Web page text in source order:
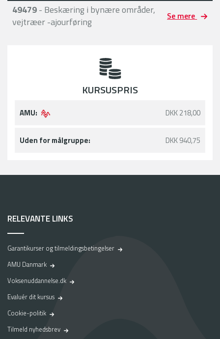
49479- Beskæring i bynære områder,
vejtræer -ajourføring
Se mere
KURSUSPRIS
AMU: DKK 218,00
Uden for målgruppe: DKK 940,75
RELEVANTE LINKS
Garantikurser og tilmeldingsbetingelser
AMU Danmark
Voksenuddannelse.dk
Evaluér dit kursus
Cookie-politik
Tilmeld nyhedsbrev